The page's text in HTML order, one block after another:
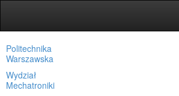
Politechnika
Warszawska
Wydział
Mechatroniki